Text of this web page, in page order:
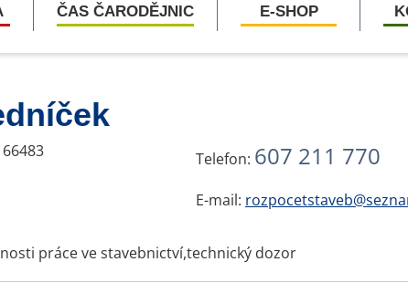
ČAS ČARODĚJNIC E-SHOP
Telefon: 607 211 770
E-mail:
práce ve stavebnictví,technický dozor